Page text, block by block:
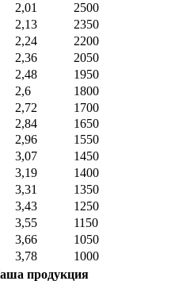
2,01
2500
2,13
2350
2,24
2200
2,36
2050
2,48
1950
2,6
1800
2,72
1700
2,84
1650
2,96
1550
3,07
1450
3,19
1400
3,31
1350
3,43
1250
3,55
1150
3,66
1050
3,78
1000
продукция